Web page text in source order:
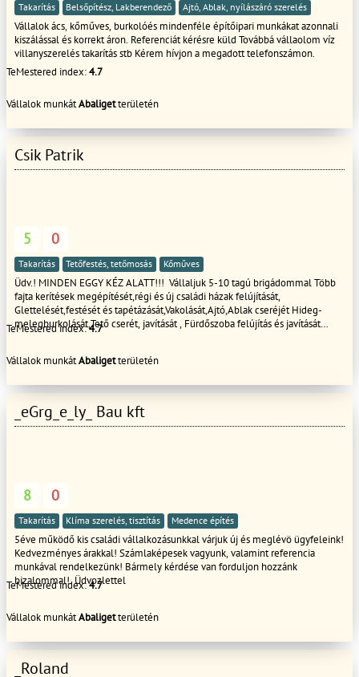
Takarítás Belsőpítész, Lakberendező Ajtó, Ablak, nyílászáró szerelés
Vállalok ács, kőműves, burkolóés mindenféle építőipari munkákat azonnali
kiszálással és korrekt áron. Referenciát kérésre küld Továbbá vállaolom víz
villanyszerelés takarítás stb Kérem hívjon a megadott telefonszámon.
TeMestered index:4.7
Vállalok munkátAbaligetterületén
Csik Patrik
5 0
Takarítás Tetőfestés, tetőmosás Kőműves
Üdv.! MINDEN EGGY KÉZ ALATT!!! Vállaljuk 5-10 tagú brigádommal Több
fajta kerítések megépítését,régi és új családi házak felújítását,
Glettelését,festését és tapétázását,Vakolását,Ajtó,Ablak cseréjét Hideg-
melegburkolását,Tető cserét, javítását , Fürdőszoba felújítás és javítását
dolgozunk GARANCIÁVAL!! Kérem tekintse meg referencia képeinket és ha
TeMestered index:4.7
Vállalok munkátAbaligetterületén
_eGrg_e_ly_ Bau kft
8 0
Takarítás Klíma szerelés, tisztítás Medence építés
5éve működő kis családi vállalkozásunkkal várjuk új és meglévö ügyfeleink!
Kedvezményes árakkal! Számlaképesek vagyunk, valamint referencia
munkával rendelkezünk! Bármely kérdése van forduljon hozzánk
bizalommal! Üdvozlettel
TeMestered index:4.7
Vállalok munkátAbaligetterületén
_Roland